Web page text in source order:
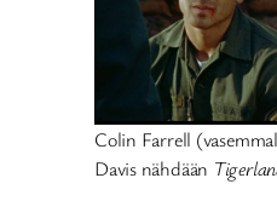
Colin Farrell
Davis nähdään